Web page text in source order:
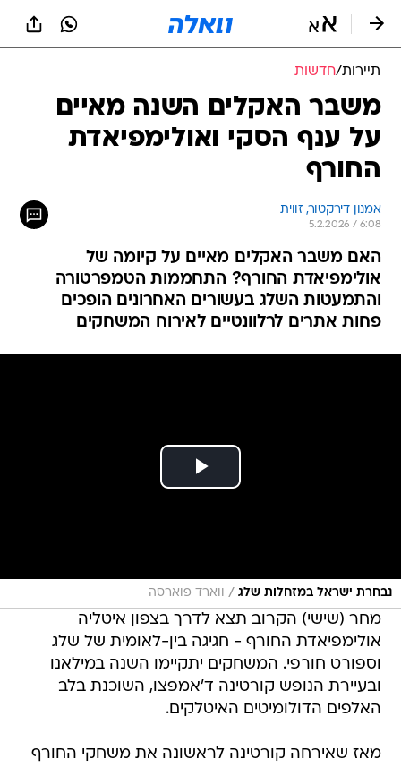
תיירות/חדשות
משבר האקלים השנה מאיים
על ענף הסקי ואולימפיאדת
החורף
אמנון דירקטור, זווית
5.2.2026 / 6:08
האם משבר האקלים מאיים על קיומה של
אולימפיאדת החורף? התחממות הטמפרטורה
והתמעטות השלג בעשורים האחרונים הופכים
פחות אתרים לרלוונטיים לאירוח המשחקים
נבחרת ישראל במזחלות שלג / ווארד פוארסה
מחר (שישי) הקרוב תצא לדרך בצפון איטליה
אולימפיאדת החורף - חגיגה בין-לאומית של שלג
וספורט חורפי. המשחקים יתקיימו השנה במילאנו
ובעיירת הנופש קורטינה ד'אמפצו, השוכנת בלב
האלפים הדולומיטים האיטלקים.
מאז שאירחה קורטינה לראשונה את משחקי החורף